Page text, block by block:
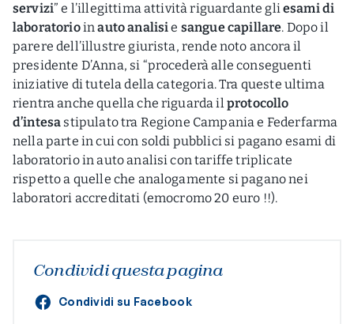
servizi” e l’illegittima attività riguardante gliesami di
laboratorioinauto analisie sangue capillare. Dopo il
parere dell’illustre giurista, rende noto ancora il
presidente D’Anna, si “procederà alle conseguenti
iniziative di tutela della categoria. Tra queste ultima
rientra anche quella che riguarda ilprotocollo
d’intesa stipulato tra Regione Campania e Federfarma
nella parte in cui con soldi pubblici si pagano esami di
laboratorio in auto analisi con tariffe triplicate
rispetto a quelle che analogamente si pagano nei
laboratori accreditati (emocromo 20 euro !!).
Condividi questa pagina
Condividi su Facebook